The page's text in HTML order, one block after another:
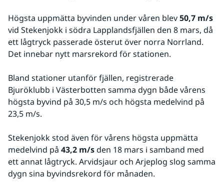
Högsta uppmätta byvinden under våren blev
vid Stekenjokk i södra Lapplandsfjällen den 8 mars, då
ett lågtryck passerade österut över norra Norrland.
Det innebar nytt marsrekord för stationen.
Bland stationer utanför fjällen, registrerade
Bjuröklubb i Västerbotten samma dygn både vårens
högsta byvind på 30,5 m/s och högsta medelvind på
23,5 m/s.
Stekenjokk stod även för vårens högsta uppmätta
medelvind på 43,2 m/s den 18 mars i samband med
ett annat lågtryck. Arvidsjaur och Arjeplog slog samma
dygn sina byvindsrekord för månaden.